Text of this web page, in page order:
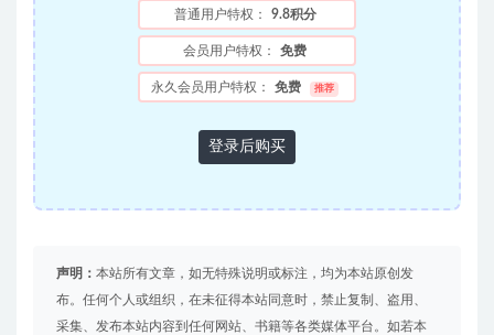
普通用户特权： 9.8积分
会员用户特权： 免费
永久会员用户特权： 免费 推荐
登录后购买
声明： 本站所有文章，如无特殊说明或标注，均为本站原创发
布。任何个人或组织，在未征得本站同意时，禁止复制、盗用、
采集、发布本站内容到任何网站、书籍等各类媒体平台。如若本